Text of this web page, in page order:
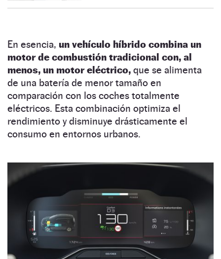
En esencia, un vehículo híbrido combina un
motor de combustión tradicional con, al
menos, un motor eléctrico, que se alimenta
de una batería de menor tamaño en
comparación con los coches totalmente
eléctricos. Esta combinación optimiza el
rendimiento y disminuye drásticamente el
consumo en entornos urbanos.